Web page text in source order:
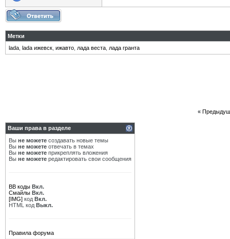
Метки
lada lada ижевск ижавто лада веста лада гранта
«
Ваши права в разделе
Вы не можете создавать новые темы
Вы не можете отвечать в темах
Вы не можете прикреплять вложения
Вы не можете редактировать свои сообщения
BB коды Вкл.
Смайлы Вкл.
[IMG] код Вкл.
HTML код Выкл.
Правила форума